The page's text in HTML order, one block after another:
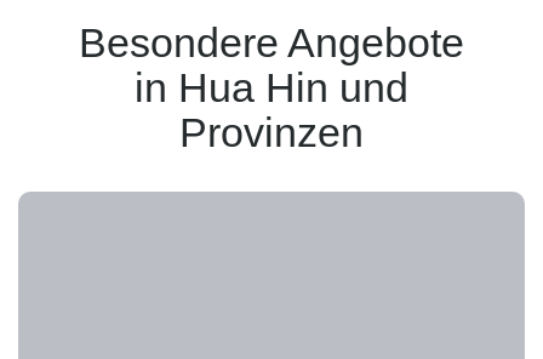
Besondere Angebote
in Hua Hin und
Provinzen